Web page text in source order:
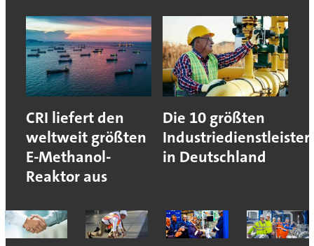
CRI liefert den
weltweit größten
E-Methanol-
Reaktor aus
Die 10 größten
Industriedienstleister
in Deutschland